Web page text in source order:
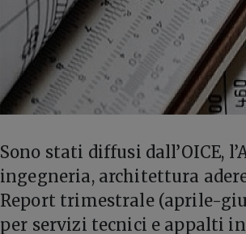
Sono stati diffusi dall’OICE,
ingegneria, architettura
Report trimestrale (aprile-
per servizi tecnici e appalti